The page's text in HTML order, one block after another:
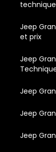
technique
Jeep
et prix
Jeep
Jeep
Jeep
Jeep